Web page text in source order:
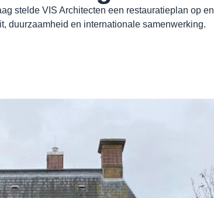
stelde VIS Architecten een restauratieplan op en
duurzaamheid en internationale samenwerking.